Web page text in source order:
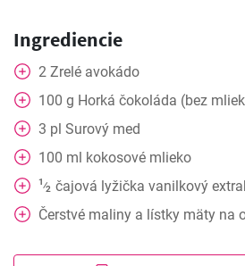
Ingrediencie
2 Zrelé avokádo
100 g Horká čokoláda (bez
3 pl Surový med
100 ml kokosové mlieko
1⁄2 čajová lyžička vanilkový
Čerstvé maliny a lístky mäty na